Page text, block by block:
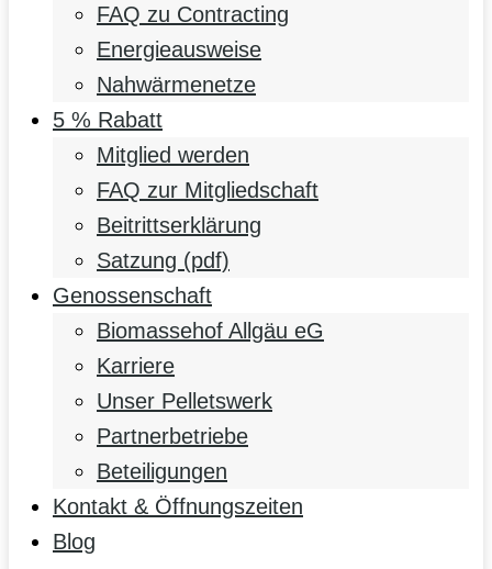
FAQ zu Contracting
Energieausweise
Nahwärmenetze
5 % Rabatt
Mitglied werden
FAQ zur Mitgliedschaft
Beitrittserklärung
Satzung (pdf)
Genossenschaft
Biomassehof Allgäu eG
Karriere
Unser Pelletswerk
Partnerbetriebe
Beteiligungen
Kontakt & Öffnungszeiten
Blog